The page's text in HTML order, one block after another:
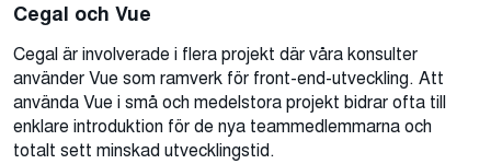
Cegal och Vue
Cegal är involverade i flera projekt där våra konsulter
använder Vue som ramverk för front-end-utveckling. Att
använda Vue i små och medelstora projekt bidrar ofta till
enklare introduktion för de nya teammedlemmarna och
totalt sett minskad utvecklingstid.